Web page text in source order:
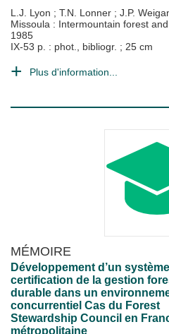
L.J. Lyon ; T.N. Lonner ; J.P.
Missoula : Intermountain forest
1985
IX-53 p. : phot., bibliogr. ; 25 cm
Plus d'information...
MÉMOIRE
Développement d’un
certification de la gestion
durable dans un
concurrentiel Cas du Forest
Stewardship Council en
métropolitaine